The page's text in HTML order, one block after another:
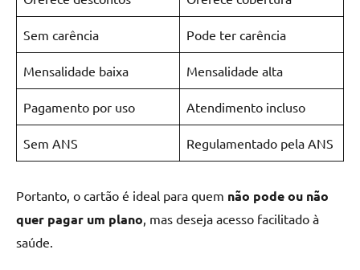
Sem carência Pode ter carência
Mensalidade baixa Mensalidade alta
Pagamento por uso Atendimento incluso
Sem ANS Regulamentado pela ANS
Portanto, o cartão é ideal para quem não pode ou não
quer pagar um plano , mas deseja acesso facilitado à
saúde.